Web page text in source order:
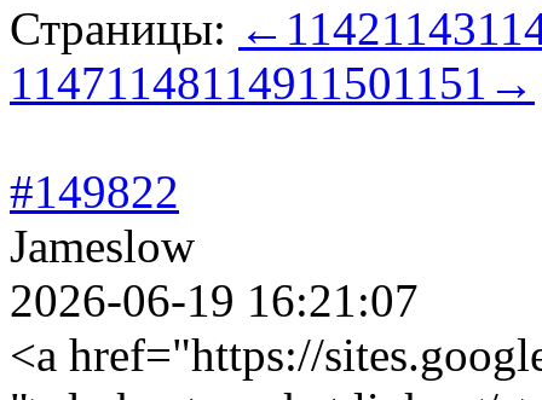
Страницы: ← 11421143
11471148114911501151 →
#149822
Jameslow
2026-06-19 16:21:07
<a href="https://